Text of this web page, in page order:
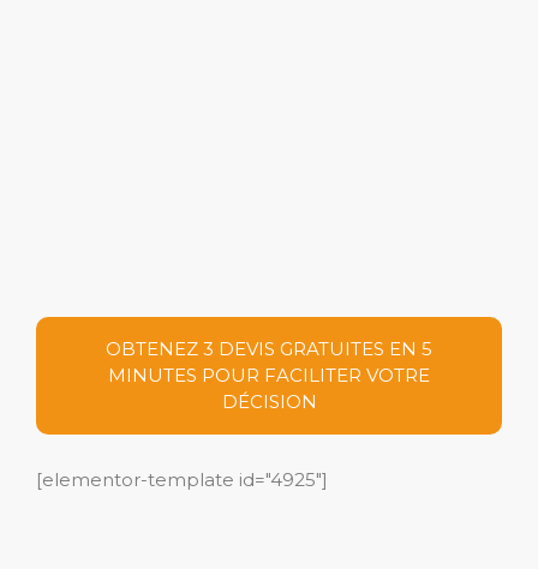
OBTENEZ 3 DEVIS GRATUITES EN 5
MINUTES POUR FACILITER VOTRE
DÉCISION
[elementor-template id="4925"]